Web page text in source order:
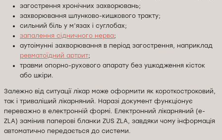
загострення хронічних захворювань;
захворювання шлунково-кишкового тракту;
сильний біль у м’язах і суглобах;
запалення сідничного нерва;
аутоімунні захворювання в період загострення, наприклад
ревматоїдний артрит;
травми опорно-рухового апарату без ушкодження кісток
або шкіри.
Залежно від ситуації лікар може оформити як короткостроковий,
так і триваліший лікарняний. Наразі документ функціонує
переважно в електронній формі. Електронний лікарняний (e-
ZLA) замінив паперові бланки ZUS ZLA, завдяки чому інформація
автоматично передається до системи.